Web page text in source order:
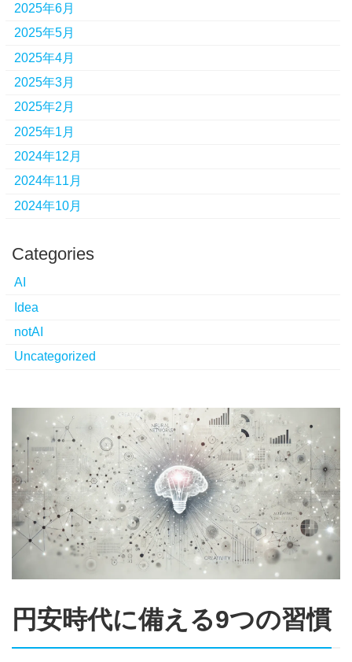
2025年6月
2025年5月
2025年4月
2025年3月
2025年2月
2025年1月
2024年12月
2024年11月
2024年10月
Categories
AI
Idea
notAI
Uncategorized
円安時代に備える9つの習慣